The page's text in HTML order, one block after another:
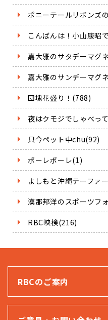
ポニーテールリボンズ
こんばんは！小山康昭
嘉大雅のサタデーマグ
嘉大雅のサンデーマグ
団塊花盛り！(788)
夜はクモジでしゃべっ
只今ペット中chu(92)
ポーレポーレ(1)
よしもと沖縄テーファ
漢那邦洋のスポーツフ
RBC映検(216)
RBCのご案内